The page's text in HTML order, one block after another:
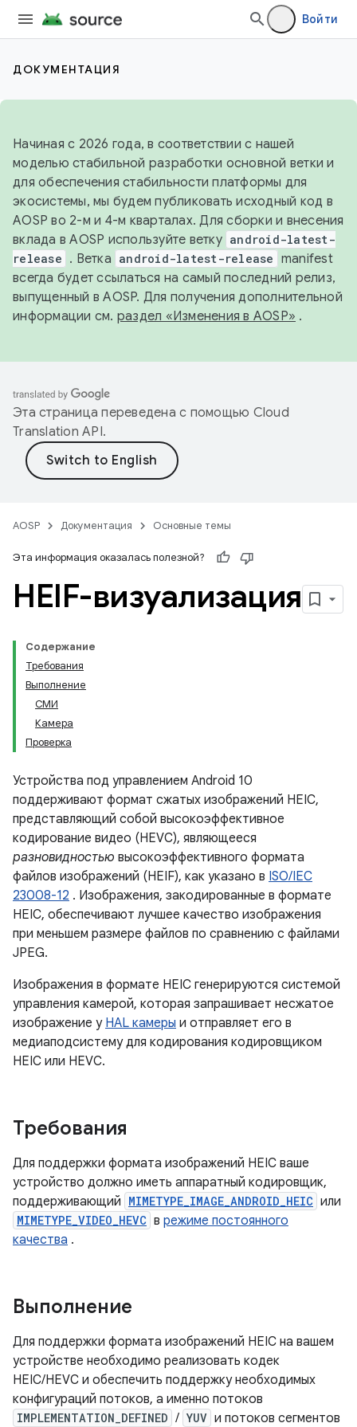
Войти
ДОКУМЕНТАЦИЯ
Начиная с 2026 года, в соответствии с нашей
моделью стабильной разработки основной ветки и
для обеспечения стабильности платформы для
экосистемы, мы будем публиковать исходный код в
AOSP во 2-м и 4-м кварталах. Для сборки и внесения
вклада в AOSP используйте ветку android-latest-
release . Ветка android-latest-release manifest
всегда будет ссылаться на самый последний релиз,
выпущенный в AOSP. Для получения дополнительной
информации см. раздел «Изменения в AOSP» .
Эта страница переведена с помощью Cloud
Translation API.
AOSP Документация Основные темы
Эта информация оказалась полезной?
HEIF-визуализация
Содержание
Требования
Выполнение
СМИ
Камера
Проверка
Устройства под управлением Android 10
поддерживают формат сжатых изображений HEIC,
представляющий собой высокоэффективное
кодирование видео (HEVC), являющееся
разновидностью высокоэффективного формата
файлов изображений (HEIF), как указано в ISO/IEC
23008-12 . Изображения, закодированные в формате
HEIC, обеспечивают лучшее качество изображения
при меньшем размере файлов по сравнению с файлами
JPEG.
Изображения в формате HEIC генерируются системой
управления камерой, которая запрашивает несжатое
изображение у HAL камеры и отправляет его в
медиаподсистему для кодирования кодировщиком
HEIC или HEVC.
Требования
Для поддержки формата изображений HEIC ваше
устройство должно иметь аппаратный кодировщик,
поддерживающий MIMETYPE_IMAGE_ANDROID_HEIC или
MIMETYPE_VIDEO_HEVC в режиме постоянного
качества .
Выполнение
Для поддержки формата изображений HEIC на вашем
устройстве необходимо реализовать кодек
HEIC/HEVC и обеспечить поддержку необходимых
конфигураций потоков, а именно потоков
IMPLEMENTATION_DEFINED / YUV и потоков сегментов